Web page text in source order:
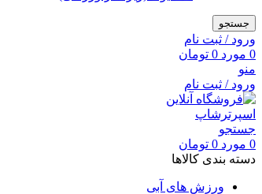
جستجو
ورود / ثبت نام
0 مورد 0 تومان
منو
ورود / ثبت نام
جستجو
0 مورد 0 تومان
دسته بندی کالاها
ورزش های آبی